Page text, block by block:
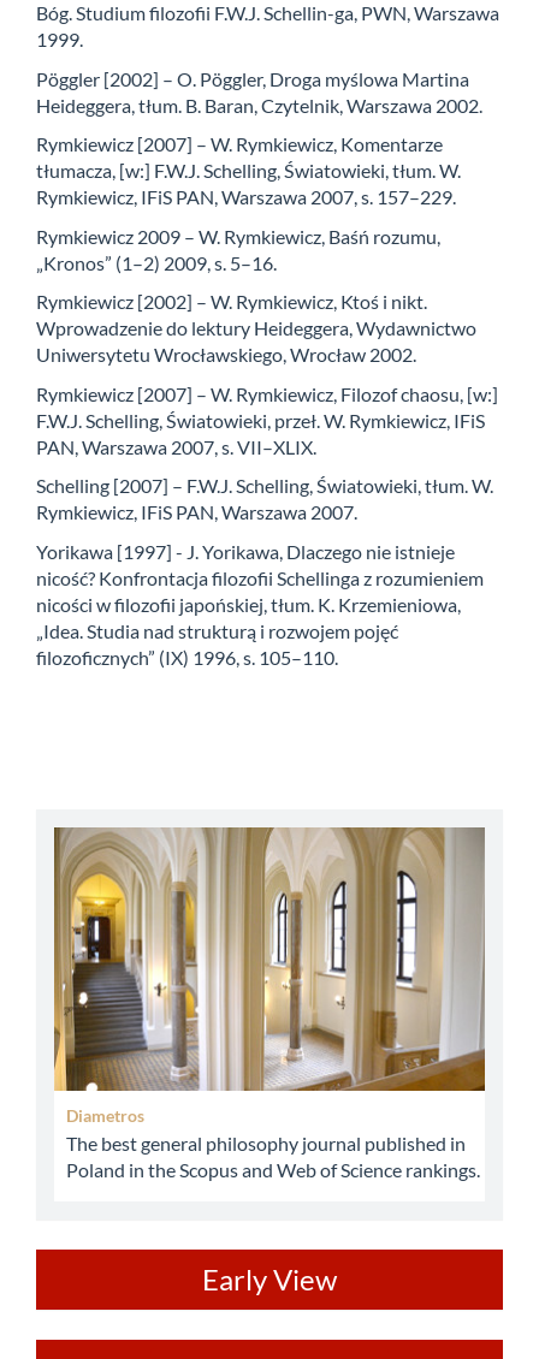
Bóg. Studium filozofii F.W.J. Schellin-ga, PWN, Warszawa
1999.
Pöggler [2002] – O. Pöggler, Droga myślowa Martina
Heideggera, tłum. B. Baran, Czytelnik, Warszawa 2002.
Rymkiewicz [2007] – W. Rymkiewicz, Komentarze
tłumacza, [w:] F.W.J. Schelling, Światowieki, tłum. W.
Rymkiewicz, IFiS PAN, Warszawa 2007, s. 157–229.
Rymkiewicz 2009 – W. Rymkiewicz, Baśń rozumu,
„Kronos” (1–2) 2009, s. 5–16.
Rymkiewicz [2002] – W. Rymkiewicz, Ktoś i nikt.
Wprowadzenie do lektury Heideggera, Wydawnictwo
Uniwersytetu Wrocławskiego, Wrocław 2002.
Rymkiewicz [2007] – W. Rymkiewicz, Filozof chaosu, [w:]
F.W.J. Schelling, Światowieki, przeł. W. Rymkiewicz, IFiS
PAN, Warszawa 2007, s. VII–XLIX.
Schelling [2007] – F.W.J. Schelling, Światowieki, tłum. W.
Rymkiewicz, IFiS PAN, Warszawa 2007.
Yorikawa [1997] - J. Yorikawa, Dlaczego nie istnieje
nicość? Konfrontacja filozofii Schellinga z rozumieniem
nicości w filozofii japońskiej, tłum. K. Krzemieniowa,
„Idea. Studia nad strukturą i rozwojem pojęć
filozoficznych” (IX) 1996, s. 105–110.
abbey
Diametros
The best general philosophy journal published in
Poland in the Scopus and Web of Science rankings.
Early View